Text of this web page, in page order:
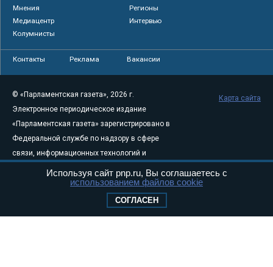
Мнения
Регионы
Медиацентр
Интервью
Колумнисты
Контакты Реклама Вакансии
© «Парламентская газета», 2026 г.
Электронное периодическое издание
«Парламентская газета» зарегистрировано в
Федеральной службе по надзору в сфере
связи, информационных технологий и
массовых коммуникаций (Роскомнадзор) 05
августа 2011 года. 18+
Свидетельство о регистрации Эл № ФС77-
Карта сайта
Используя сайт pnp.ru, Вы соглашаетесь с
использованием файлов cookie
СОГЛАСЕН